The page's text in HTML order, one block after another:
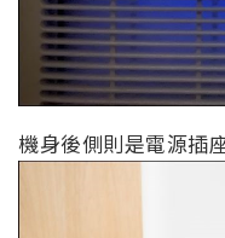
機身後側則是電源插